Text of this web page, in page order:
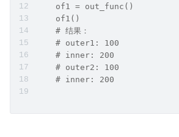
    of1 = out_func()
    of1()
    # 结果：
    # outer1: 100
    # inner: 200
    # outer2: 100
    # inner: 200